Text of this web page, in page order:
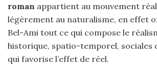
roman appartient au mouvement
légèrement au naturalisme, en effet
Bel-Ami tout ce qui compose le
historique, spatio-temporel, sociales
qui favorise l’effet de réel.